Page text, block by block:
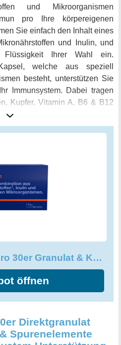
und Mikroorganismen
pro Ihre körpereigenen
Sie einfach den Inhalt eines
und Inulin, und
Ihrer Wahl ein.
welche aus speziell
besteht, unterstützen Sie
Immunsystem. Dabei tragen
Kupfer, Vitamin A, B6 & B12
Immunsystems bei. Vitamin A,
unterstützen zusätzlich den
abgestimmten Komplex an
und Inulin. Eine Packung
bestehend aus Granulat und
Sie Orthomol Immun pro
Orthomol Immun pro 30er Granulat & Kapsel, 462 gramm
öffnen
Direktgranulat
Spurenelemente